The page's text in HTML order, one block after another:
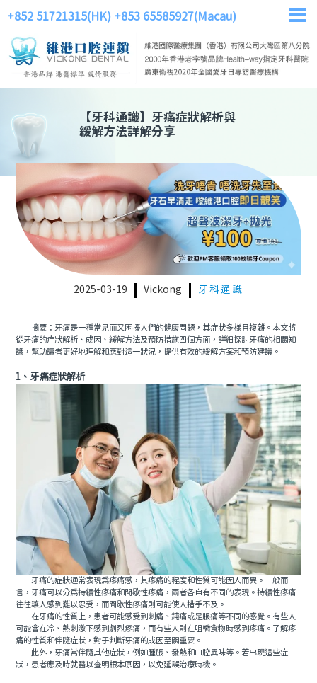
+852 51721315(HK) +853 65585927(Macau)
【牙科通識】 牙痛症狀解析與
緩解方法詳解分享
2025-03-19 Vickong 牙科通識
摘要：牙痛是一種常見而又困擾人們的健康問題，其症狀多樣且複雜。本文將
從牙痛的症狀解析、成因、緩解方法及預防措施四個方面，詳細探討牙痛的相關知
識，幫助讀者更好地理解和應對這一狀況，提供有效的緩解方案和預防建議。
1、牙痛症狀解析
牙痛的症狀通常表現爲疼痛感，其疼痛的程度和性質可能因人而異。一般而
言，牙痛可以分爲持續性疼痛和間歇性疼痛，兩者各自有不同的表現。持續性疼痛
往往讓人感到難以忍受，而間歇性疼痛則可能使人措手不及。
在牙痛的性質上，患者可能感受到刺痛、鈍痛或是脹痛等不同的感覺。有些人
可能會在冷、熱刺激下感到劇烈疼痛，而有些人則在咀嚼食物時感到疼痛。了解疼
痛的性質和伴隨症狀，對于判斷牙痛的成因至關重要。
此外，牙痛常伴隨其他症狀，例如腫脹、發熱和口腔異味等。若出現這些症
狀，患者應及時就醫以查明根本原因，以免延誤治療時機。